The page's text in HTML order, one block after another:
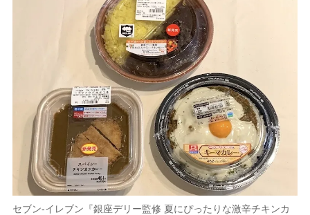
セブン-イレブン『銀座デリー監修 夏にぴったりな激辛チキンカ